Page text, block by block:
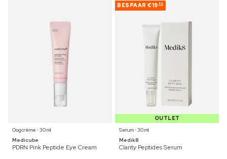
Oogcrème ⋅ 30 ml
Medicube
PDRN Pink Peptide Eye Cream
BESPAAR €19 86
OUTLET
Serum ⋅ 30 ml
Medik8
Clarity Peptides Serum